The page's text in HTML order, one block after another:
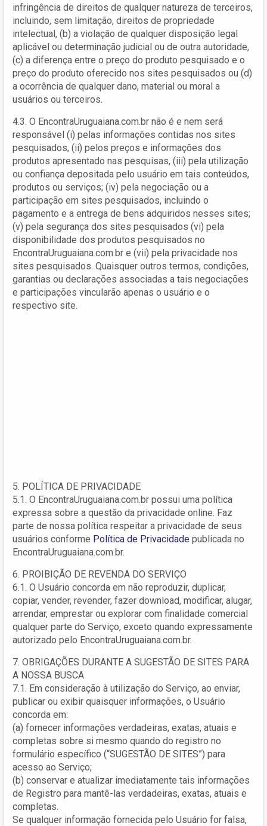
infringência de direitos de qualquer natureza de terceiros,
incluindo, sem limitação, direitos de propriedade
intelectual, (b) a violação de qualquer disposição legal
aplicável ou determinação judicial ou de outra autoridade,
(c) a diferença entre o preço do produto pesquisado e o
preço do produto oferecido nos sites pesquisados ou (d)
a ocorrência de qualquer dano, material ou moral a
usuários ou terceiros.
4.3. O EncontraUruguaiana.com.br não é e nem será
responsável (i) pelas informações contidas nos sites
pesquisados, (ii) pelos preços e informações dos
produtos apresentado nas pesquisas, (iii) pela utilização
ou confiança depositada pelo usuário em tais conteúdos,
produtos ou serviços; (iv) pela negociação ou a
participação em sites pesquisados, incluindo o
pagamento e a entrega de bens adquiridos nesses sites;
(v) pela segurança dos sites pesquisados (vi) pela
disponibilidade dos produtos pesquisados no
EncontraUruguaiana.com.br e (vii) pela privacidade nos
sites pesquisados. Quaisquer outros termos, condições,
garantias ou declarações associadas a tais negociações
e participações vincularão apenas o usuário e o
respectivo site.
5. POLÍTICA DE PRIVACIDADE
5.1. O EncontraUruguaiana.com.br possui uma política
expressa sobre a questão da privacidade online. Faz
parte de nossa política respeitar a privacidade de seus
usuários conforme Política de Privacidade publicada no
EncontraUruguaiana.com.br.
6. PROIBIÇÃO DE REVENDA DO SERVIÇO
6.1. O Usuário concorda em não reproduzir, duplicar,
copiar, vender, revender, fazer download, modificar, alugar,
arrendar, emprestar ou explorar com finalidade comercial
qualquer parte do Serviço, exceto quando expressamente
autorizado pelo EncontraUruguaiana.com.br.
7. OBRIGAÇÕES DURANTE A SUGESTÃO DE SITES PARA
A NOSSA BUSCA
7.1. Em consideração à utilização do Serviço, ao enviar,
publicar ou exibir quaisquer informações, o Usuário
concorda em:
(a) fornecer informações verdadeiras, exatas, atuais e
completas sobre si mesmo quando do registro no
formulário específico (“SUGESTÃO DE SITES”) para
acesso ao Serviço;
(b) conservar e atualizar imediatamente tais informações
de Registro para mantê-las verdadeiras, exatas, atuais e
completas.
Se qualquer informação fornecida pelo Usuário for falsa,